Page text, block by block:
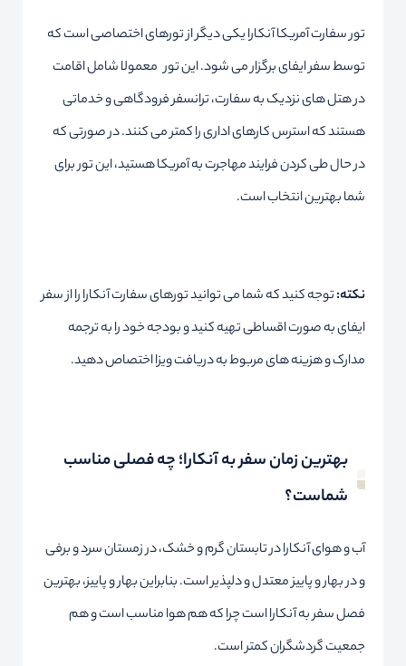
تور سفارت آمریکا آنکارا یکی دیگر از تورهای اختصاصی است که
توسط سفر ایفای برگزار می شود. این تور معمولا شامل اقامت
در هتل های نزدیک به سفارت، ترانسفر فرودگاهی و خدماتی
هستند که استرس کارهای اداری را کمتر می کنند. در صورتی که
در حال طی کردن فرایند مهاجرت به آمریکا هستید، این تور برای
شما بهترین انتخاب است.
نکته:توجه کنید که شما می توانید تورهای سفارت آنکارا را از سفر
ایفای به صورت اقساطی تهیه کنید و بودجه خود را به ترجمه
مدارک و هزینه های مربوط به دریافت ویزا اختصاص دهید.
بهترین زمان سفر به آنکارا؛ چه فصلی مناسب
شماست؟
آب و هوای آنکارا در تابستان گرم و خشک، در زمستان سرد و برفی
و در بهار و پاییز معتدل و دلپذیر است. بنابراین بهار و پاییز، بهترین
فصل سفر به آنکارا است چرا که هم هوا مناسب است و هم
جمعیت گردشگران کمتر است.